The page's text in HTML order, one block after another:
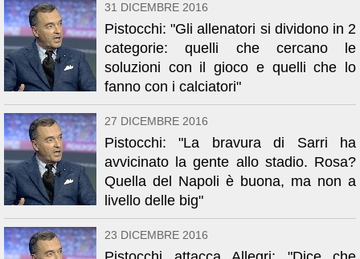
31 DICEMBRE 2016
Pistocchi: "Gli allenatori si dividono in 2
categorie: quelli che cercano le
soluzioni con il gioco e quelli che lo
fanno con i calciatori"
27 DICEMBRE 2016
Pistocchi: "La bravura di Sarri ha
avvicinato la gente allo stadio. Rosa?
Quella del Napoli è buona, ma non a
livello delle big"
23 DICEMBRE 2016